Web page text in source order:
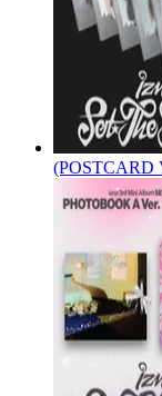
(POSTCARD